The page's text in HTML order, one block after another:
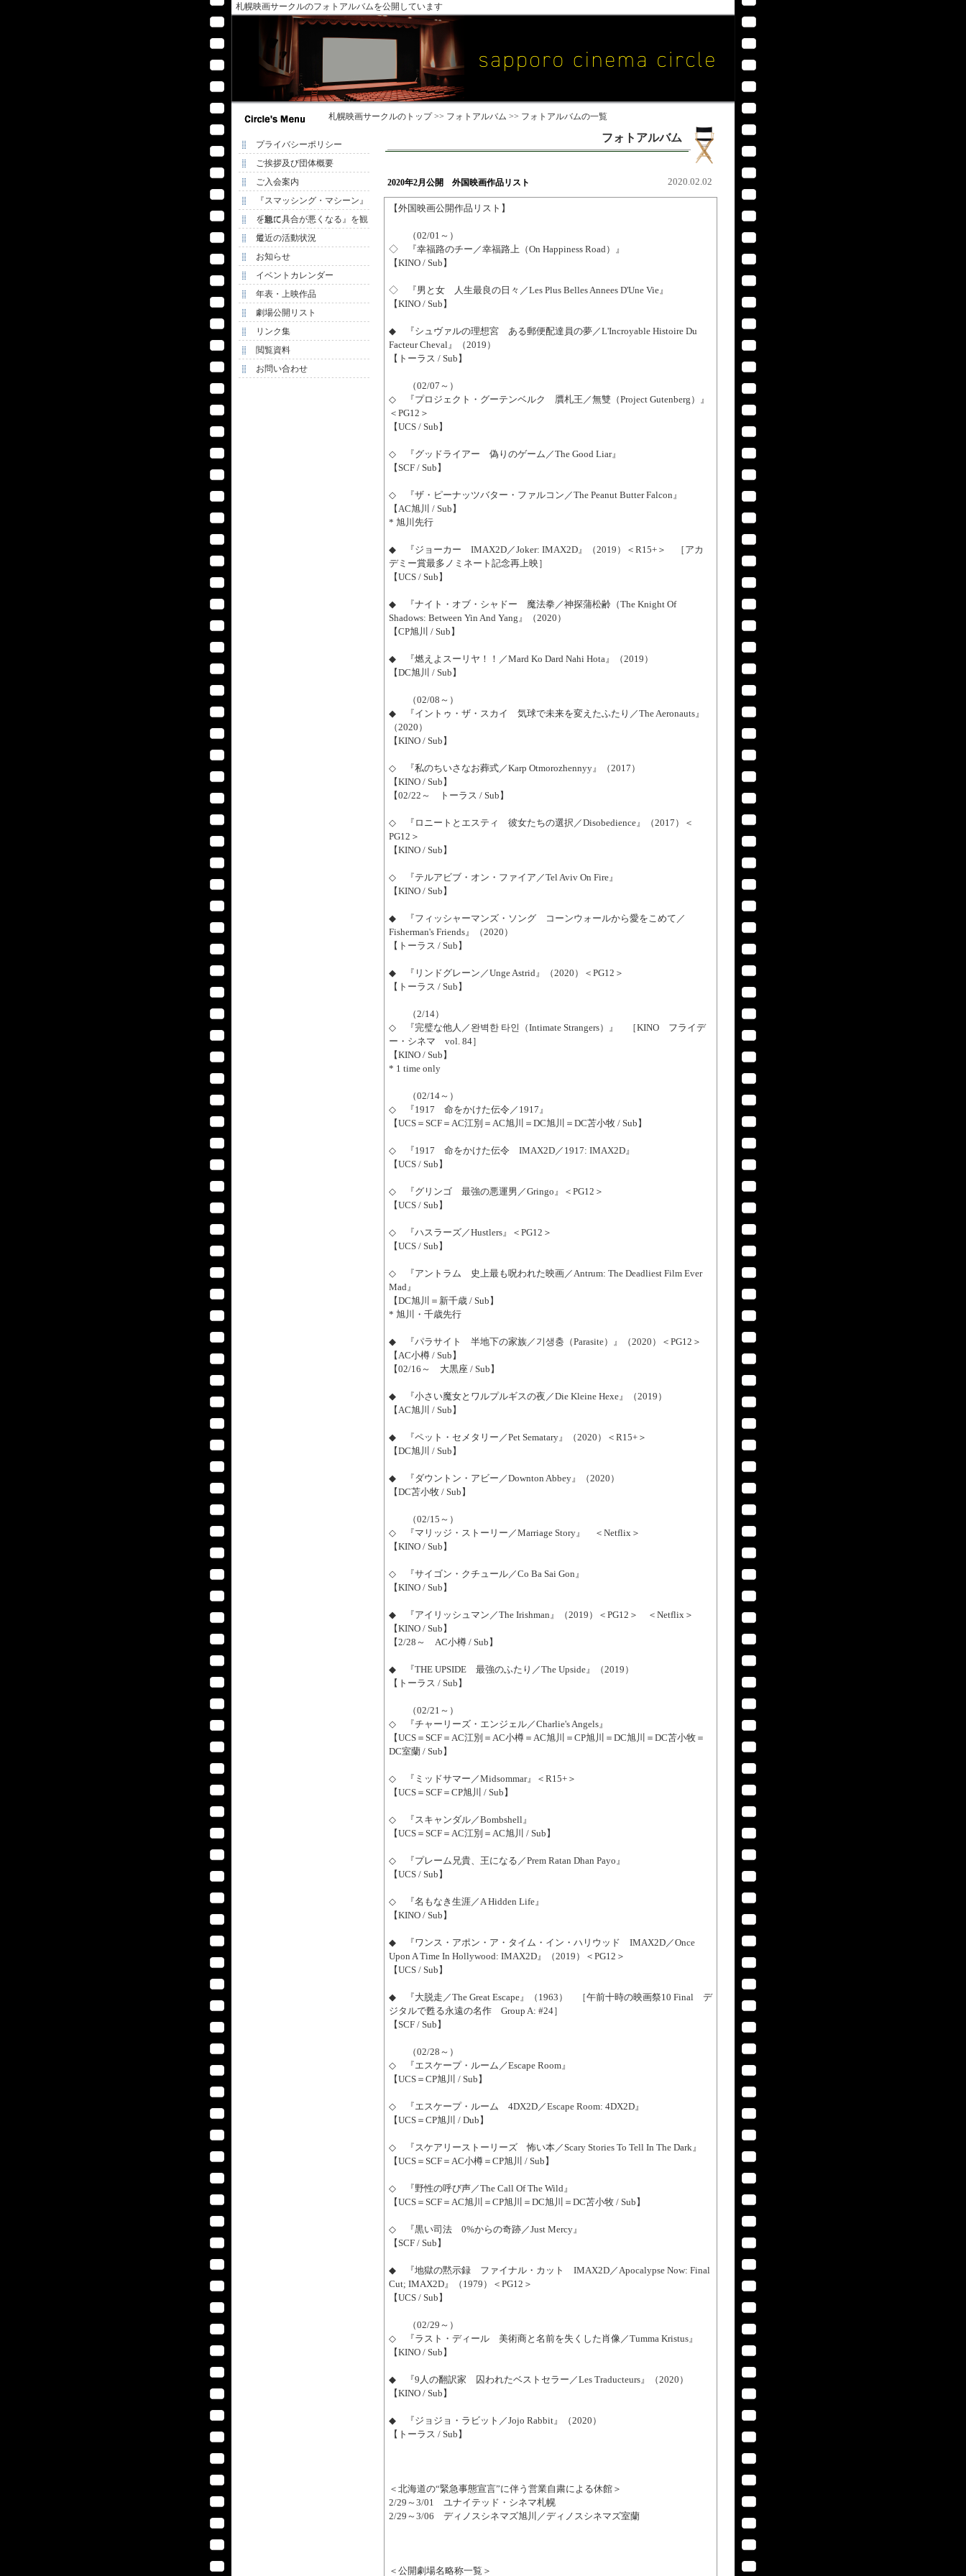
札幌映画サークルのフォトアルバムを公開しています
札幌映画サークルのトップ >> フォトアルバム >> フォトアルバムの一覧
フォトアルバム
2020年2月公開 外国映画作品リスト 2020.02.02
【外国映画公開作品リスト】
（02/01～）
◇ 『幸福路のチー／幸福路上（On Happiness Road）』
【KINO / Sub】
◇ 『男と女 人生最良の日々／Les Plus Belles Annees D'Une Vie』
【KINO / Sub】
◆ 『シュヴァルの理想宮 ある郵便配達員の夢／L'Incroyable Histoire Du
Facteur Cheval』（2019）
【トーラス / Sub】
（02/07～）
◇ 『プロジェクト・グーテンベルク 贋札王／無雙（Project Gutenberg）』
＜PG12＞
【UCS / Sub】
◇ 『グッドライアー 偽りのゲーム／The Good Liar』
【SCF / Sub】
◇ 『ザ・ピーナッツバター・ファルコン／The Peanut Butter Falcon』
【AC旭川 / Sub】
* 旭川先行
◆ 『ジョーカー IMAX2D／Joker: IMAX2D』（2019）＜R15+＞ ［アカ
デミー賞最多ノミネート記念再上映］
【UCS / Sub】
◆ 『ナイト・オブ・シャドー 魔法拳／神探蒲松齢（The Knight Of
Shadows: Between Yin And Yang』（2020）
【CP旭川 / Sub】
◆ 『燃えよスーリヤ！！／Mard Ko Dard Nahi Hota』（2019）
【DC旭川 / Sub】
（02/08～）
◆ 『イントゥ・ザ・スカイ 気球で未来を変えたふたり／The Aeronauts』
（2020）
【KINO / Sub】
◇ 『私のちいさなお葬式／Karp Otmorozhennyy』（2017）
【KINO / Sub】
【02/22～ トーラス / Sub】
◇ 『ロニートとエスティ 彼女たちの選択／Disobedience』（2017）＜
PG12＞
【KINO / Sub】
◇ 『テルアビブ・オン・ファイア／Tel Aviv On Fire』
【KINO / Sub】
◆ 『フィッシャーマンズ・ソング コーンウォールから愛をこめて／
Fisherman's Friends』（2020）
【トーラス / Sub】
◆ 『リンドグレーン／Unge Astrid』（2020）＜PG12＞
【トーラス / Sub】
（2/14）
◇ 『完璧な他人／완벽한 타인（Intimate Strangers）』 ［KINO フライデ
ー・シネマ vol. 84］
【KINO / Sub】
* 1 time only
（02/14～）
◇ 『1917 命をかけた伝令／1917』
【UCS＝SCF＝AC江別＝AC旭川＝DC旭川＝DC苫小牧 / Sub】
◇ 『1917 命をかけた伝令 IMAX2D／1917: IMAX2D』
【UCS / Sub】
◇ 『グリンゴ 最強の悪運男／Gringo』＜PG12＞
【UCS / Sub】
◇ 『ハスラーズ／Hustlers』＜PG12＞
【UCS / Sub】
◇ 『アントラム 史上最も呪われた映画／Antrum: The Deadliest Film Ever
Mad』
【DC旭川＝新千歳 / Sub】
* 旭川・千歳先行
◆ 『パラサイト 半地下の家族／기생충（Parasite）』（2020）＜PG12＞
【AC小樽 / Sub】
【02/16～ 大黒座 / Sub】
◆ 『小さい魔女とワルプルギスの夜／Die Kleine Hexe』（2019）
【AC旭川 / Sub】
◆ 『ペット・セメタリー／Pet Sematary』（2020）＜R15+＞
【DC旭川 / Sub】
◆ 『ダウントン・アビー／Downton Abbey』（2020）
【DC苫小牧 / Sub】
（02/15～）
◇ 『マリッジ・ストーリー／Marriage Story』 ＜Netflix＞
【KINO / Sub】
◇ 『サイゴン・クチュール／Co Ba Sai Gon』
【KINO / Sub】
◆ 『アイリッシュマン／The Irishman』（2019）＜PG12＞ ＜Netflix＞
【KINO / Sub】
【2/28～ AC小樽 / Sub】
◆ 『THE UPSIDE 最強のふたり／The Upside』（2019）
【トーラス / Sub】
（02/21～）
◇ 『チャーリーズ・エンジェル／Charlie's Angels』
【UCS＝SCF＝AC江別＝AC小樽＝AC旭川＝CP旭川＝DC旭川＝DC苫小牧＝
DC室蘭 / Sub】
◇ 『ミッドサマー／Midsommar』＜R15+＞
【UCS＝SCF＝CP旭川 / Sub】
◇ 『スキャンダル／Bombshell』
【UCS＝SCF＝AC江別＝AC旭川 / Sub】
◇ 『プレーム兄貴、王になる／Prem Ratan Dhan Payo』
【UCS / Sub】
◇ 『名もなき生涯／A Hidden Life』
【KINO / Sub】
◆ 『ワンス・アポン・ア・タイム・イン・ハリウッド IMAX2D／Once
Upon A Time In Hollywood: IMAX2D』（2019）＜PG12＞
【UCS / Sub】
◆ 『大脱走／The Great Escape』（1963） ［午前十時の映画祭10 Final デ
ジタルで甦る永遠の名作 Group A: #24］
【SCF / Sub】
（02/28～）
◇ 『エスケープ・ルーム／Escape Room』
【UCS＝CP旭川 / Sub】
◇ 『エスケープ・ルーム 4DX2D／Escape Room: 4DX2D』
【UCS＝CP旭川 / Dub】
◇ 『スケアリーストーリーズ 怖い本／Scary Stories To Tell In The Dark』
【UCS＝SCF＝AC小樽＝CP旭川 / Sub】
◇ 『野性の呼び声／The Call Of The Wild』
【UCS＝SCF＝AC旭川＝CP旭川＝DC旭川＝DC苫小牧 / Sub】
◇ 『黒い司法 0%からの奇跡／Just Mercy』
【SCF / Sub】
◆ 『地獄の黙示録 ファイナル・カット IMAX2D／Apocalypse Now: Final
Cut; IMAX2D』（1979）＜PG12＞
【UCS / Sub】
（02/29～）
◇ 『ラスト・ディール 美術商と名前を失くした肖像／Tumma Kristus』
【KINO / Sub】
◆ 『9人の翻訳家 囚われたベストセラー／Les Traducteurs』（2020）
【KINO / Sub】
◆ 『ジョジョ・ラビット／Jojo Rabbit』（2020）
【トーラス / Sub】
＜北海道の“緊急事態宣言”に伴う営業自粛による休館＞
2/29～3/01 ユナイテッド・シネマ札幌
2/29～3/06 ディノスシネマズ旭川／ディノスシネマズ室蘭
＜公開劇場名略称一覧＞
プライバシーポリシー
ご挨拶及び団体概要
ご入会案内
『スマッシング・マシーン』
を観て
『急に具合が悪くなる』を観
て
最近の活動状況
お知らせ
イベントカレンダー
年表・上映作品
劇場公開リスト
リンク集
閲覧資料
お問い合わせ